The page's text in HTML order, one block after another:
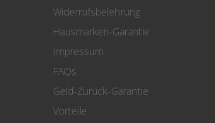
Cookie Einstellungen
Widerrufsbelehrung
Hausmarken-Garantie
Impressum
FAQs
Geld-Zurück-Garantie
Vorteile